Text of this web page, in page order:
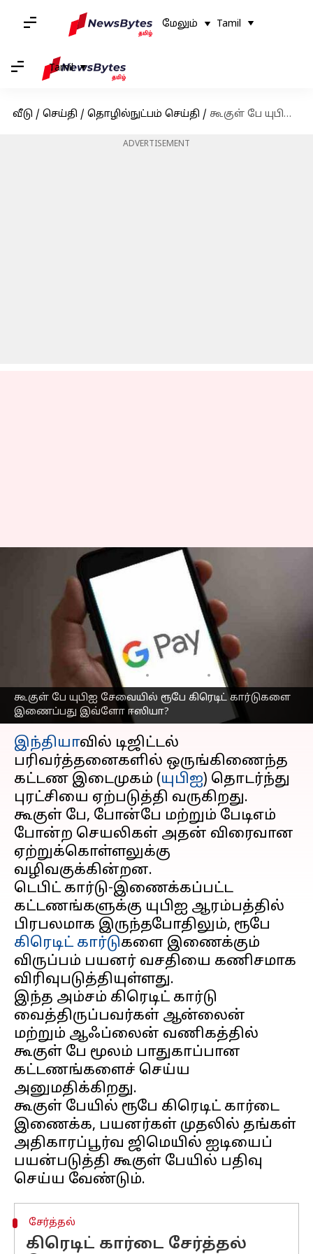
மேலும் Tamil
Tamil
வீடு / செய்தி / தொழில்நுட்பம் செய்தி / கூகுள் பே யுபிஐ சேவையில் ரூபே கிரெடிட் கார்டுகளை இணைப்பது எப்படி? விரிவான வழிமுறை
ADVERTISEMENT
கூகுள் பே யுபிஐ சேவையில் ரூபே கிரெடிட் கார்டுகளை
இணைப்பது இவ்ளோ ஈஸியா?
கூகுள் பே யுபிஐ
சேவையில் ரூபே கிரெடிட்
கார்டுகளை இணைப்பது
எப்படி? விரிவான
வழிமுறை
Sekar Chinnappan 12:35 pm
செய்தி முன்னோட்டம்
இந்தியாவில் டிஜிட்டல்
பரிவர்த்தனைகளில் ஒருங்கிணைந்த
கட்டண இடைமுகம் (யுபிஐ) தொடர்ந்து
புரட்சியை ஏற்படுத்தி வருகிறது.
கூகுள் பே, போன்பே மற்றும் பேடிஎம்
போன்ற செயலிகள் அதன் விரைவான
ஏற்றுக்கொள்ளலுக்கு
வழிவகுக்கின்றன.
டெபிட் கார்டு-இணைக்கப்பட்ட
கட்டணங்களுக்கு யுபிஐ ஆரம்பத்தில்
பிரபலமாக இருந்தபோதிலும், ரூபே
கிரெடிட் கார்டுகளை இணைக்கும்
விருப்பம் பயனர் வசதியை கணிசமாக
விரிவுபடுத்தியுள்ளது.
இந்த அம்சம் கிரெடிட் கார்டு
வைத்திருப்பவர்கள் ஆன்லைன்
மற்றும் ஆஃப்லைன் வணிகத்தில்
கூகுள் பே மூலம் பாதுகாப்பான
கட்டணங்களைச் செய்ய
அனுமதிக்கிறது.
கூகுள் பேயில் ரூபே கிரெடிட் கார்டை
இணைக்க, பயனர்கள் முதலில் தங்கள்
அதிகாரப்பூர்வ ஜிமெயில் ஐடியைப்
பயன்படுத்தி கூகுள் பேயில் பதிவு
சேர்த்தல்
கிரெடிட் கார்டை சேர்த்தல்